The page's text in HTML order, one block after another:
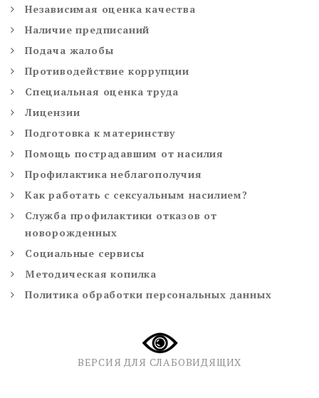
Независимая оценка качества
Наличие предписаний
Подача жалобы
Противодействие коррупции
Специальная оценка труда
Лицензии
Подготовка к материнству
Помощь пострадавшим от насилия
Профилактика неблагополучия
Как работать с сексуальным насилием?
Служба профилактики отказов от
новорожденных
Социальные сервисы
Методическая копилка
Политика обработки персональных данных
ВЕРСИЯ ДЛЯ СЛАБОВИДЯЩИХ